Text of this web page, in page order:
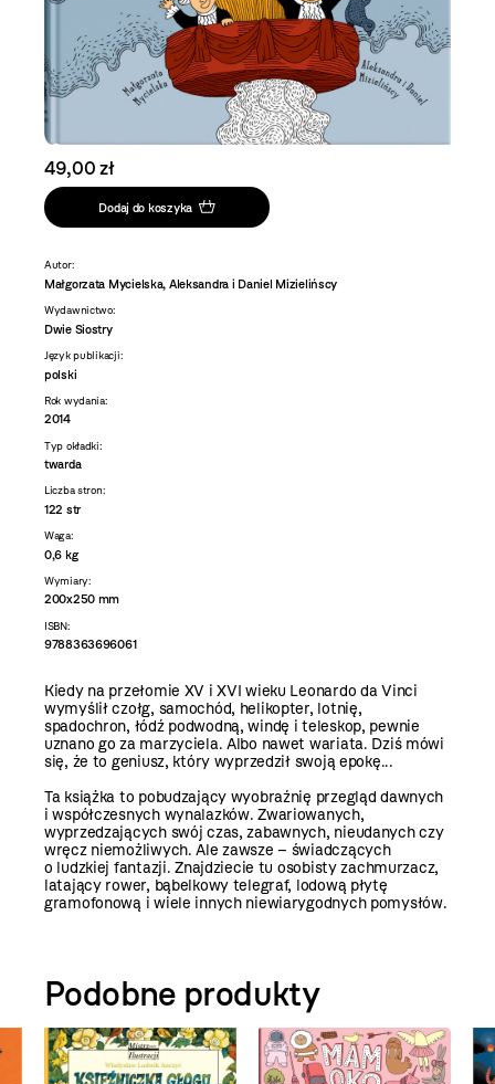
49,00 zł
Dodaj do koszyka
Autor:
Małgorzata Mycielska, Aleksandra i Daniel Mizielińscy
Wydawnictwo:
Dwie Siostry
Język publikacji:
polski
Rok wydania:
2014
Typ okładki:
twarda
Liczba stron:
122 str
Waga:
0,6 kg
Wymiary:
200x250 mm
ISBN:
9788363696061
Kiedy na przełomie XV i XVI wieku Leonardo da Vinci
wymyślił czołg, samochód, helikopter, lotnię,
spadochron, łódź podwodną, windę i teleskop, pewnie
uznano go za marzyciela. Albo nawet wariata. Dziś mówi
się, że to geniusz, który wyprzedził swoją epokę...
Ta książka to pobudzający wyobraźnię przegląd dawnych
i współczesnych wynalazków. Zwariowanych,
wyprzedzających swój czas, zabawnych, nieudanych czy
wręcz niemożliwych. Ale zawsze – świadczących
o ludzkiej fantazji. Znajdziecie tu osobisty zachmurzacz,
latający rower, bąbelkowy telegraf, lodową płytę
gramofonową i wiele innych niewiarygodnych pomysłów.
Podobne produkty